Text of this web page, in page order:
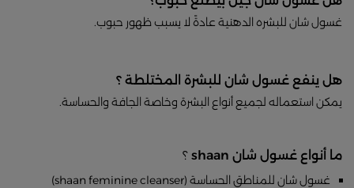
غسول شان للبشره الدهنية عادةً لا يسبب ظهور حبوب.
هل ينفع غسول شان للبشرة المختلطة ؟
يمكن استعماله لجميع أنواع البشرة وخاصة الجافة والحساسة.
ما أنواع غسول شان shaan ؟
غسول شان للمناطق الحساسة (shaan feminine cleanser)